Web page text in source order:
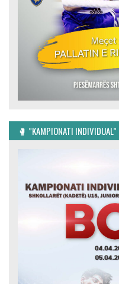
🥊 ”KAMPIONATI INDIVIDUAL”